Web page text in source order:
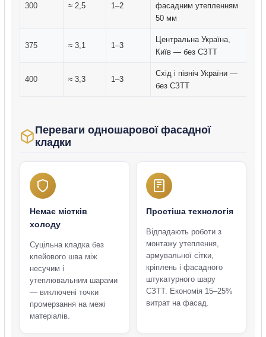
300 ≈ 2,5 1–2
фасадним утепленням
50 мм
375 ≈ 3,1 1–3
Центральна Україна,
Київ — без СЗТТ
400 ≈ 3,3 1–3
Схід і північ України —
без СЗТТ
Переваги одношарової фасадної
кладки
Немає містків
холоду
Суцільна кладка без
клейового шва між
несучим і
утеплювальним шарами
— виключені точки
промерзання на межі
матеріалів.
Простіша технологія
Відпадають роботи з
монтажу утеплення,
армувальної сітки,
кріплень і фасадного
штукатурного шару
СЗТТ. Економія 15–25%
витрат на фасад.